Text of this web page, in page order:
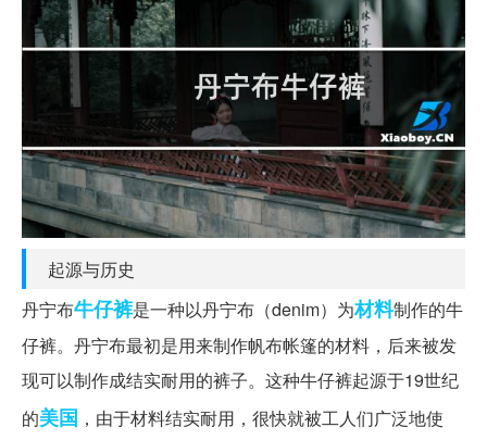
起源与历史
丹宁布牛仔裤是一种以丹宁布（denim）为材料制作的牛
仔裤。丹宁布最初是用来制作帆布帐篷的材料，后来被发
现可以制作成结实耐用的裤子。这种牛仔裤起源于19世纪
的美国 ，由于材料结实耐用，很快就被工人们广泛地使